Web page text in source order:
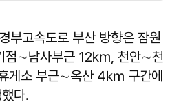
부고속도로 부산 방향은 잠원
∼남사부근 12㎞, 천안∼천
게소 부근∼옥산 4㎞ 구간에
다.